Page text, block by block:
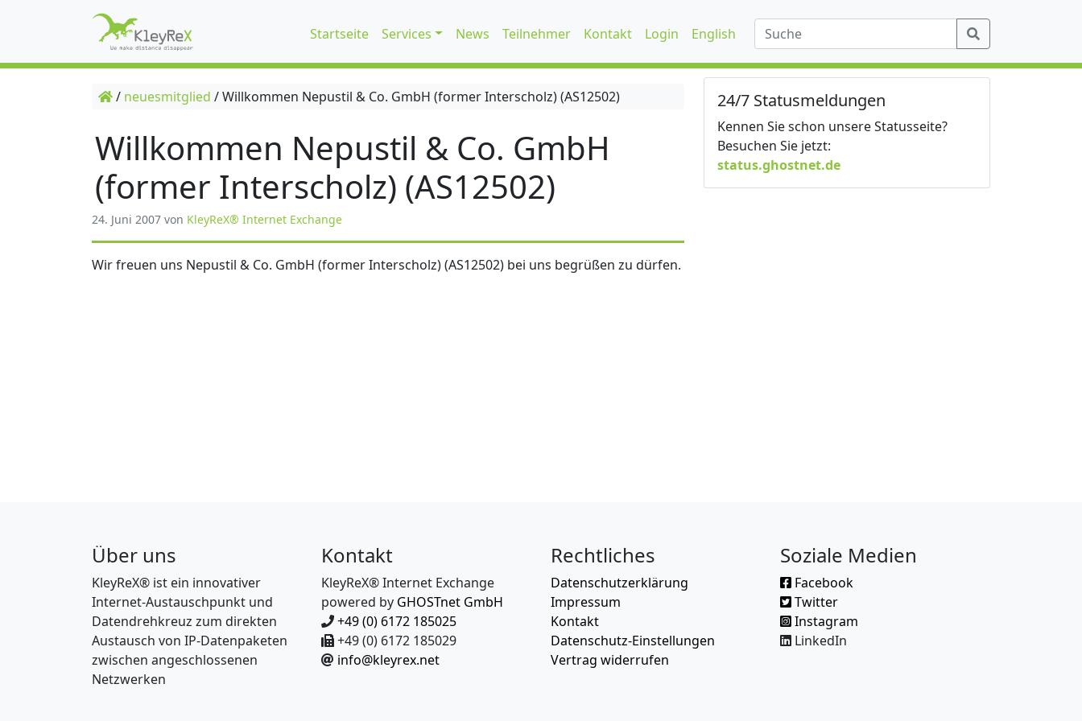
Startseite Services News Teilnehmer Kontakt Login English
/ neuesmitglied /Willkommen Nepustil & Co. GmbH (former Interscholz) (AS12502)
Willkommen Nepustil & Co. GmbH
(former Interscholz) (AS12502)
24. Juni 2007 von KleyReX® Internet Exchange
Wir freuen uns Nepustil & Co. GmbH (former Interscholz) (AS12502) bei uns begrüßen zu dürfen.
24/7 Statusmeldungen
Kennen Sie schon unsere Statusseite?
Besuchen Sie jetzt:
status.ghostnet.de
Über uns
KleyReX® ist ein innovativer
Internet-Austauschpunkt und
Datendrehkreuz zum direkten
Austausch von IP-Datenpaketen
zwischen angeschlossenen
Netzwerken
Kontakt
KleyReX® Internet Exchange
powered by GHOSTnet GmbH
+49 (0) 6172 185025
+49 (0) 6172 185029
info@kleyrex.net
Rechtliches
Datenschutzerklärung
Impressum
Kontakt
Datenschutz-Einstellungen
Vertrag widerrufen
Soziale Medien
Facebook
Twitter
Instagram
LinkedIn